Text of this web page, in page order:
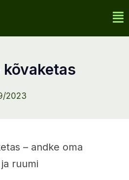
kõvaketas
2023
– andke oma
ruumi